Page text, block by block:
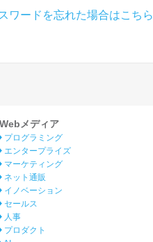
ワードを忘れた場合はこちら
Webメディア
プログラミング
エンタープライズ
マーケティング
ネット通販
イノベーション
セールス
人事
プロダクト